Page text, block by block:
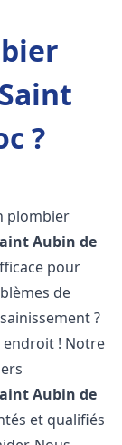
?
plombier
Aubin de
pour
de
?
endroit ! Notre
Aubin de
et qualifiés